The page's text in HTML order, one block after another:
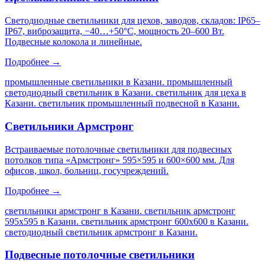
Светодиодные светильники для цехов, заводов, складов: IP65–
IP67, виброзащита, −40…+50°C, мощность 20–600 Вт.
Подвесные колокола и линейные.
Подробнее →
промышленные светильники в Казани. промышленный
светодиодный светильник в Казани. светильник для цеха в
Казани. светильник промышленный подвесной в Казани.
Светильники Армстронг
Встраиваемые потолочные светильники для подвесных
потолков типа «Армстронг» 595×595 и 600×600 мм. Для
офисов, школ, больниц, госучреждений.
Подробнее →
светильники армстронг в Казани. светильник армстронг
595х595 в Казани. светильник армстронг 600х600 в Казани.
светодиодный светильник армстронг в Казани.
Подвесные потолочные светильники